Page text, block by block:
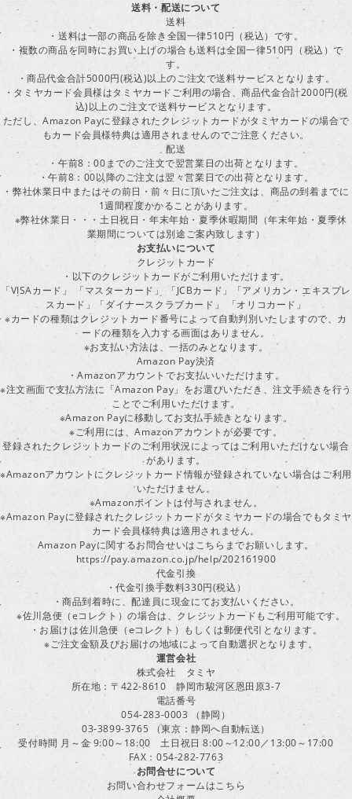
送料・配送について
送料
・送料は一部の商品を除き全国一律510円（税込）です。
・複数の商品を同時にお買い上げの場合も送料は全国一律510円（税込）で
す。
・商品代金合計5000円(税込)以上のご注文で送料サービスとなります。
・タミヤカード会員様はタミヤカードご利用の場合、商品代金合計2000円(税
込)以上のご注文で送料サービスとなります。
ただし、Amazon Payに登録されたクレジットカードがタミヤカードの場合で
もカード会員様特典は適用されませんのでご注意ください。
配送
・午前8：00までのご注文で翌営業日の出荷となります。
・午前8：00以降のご注文は翌々営業日での出荷となります。
・弊社休業日中またはその前日・前々日に頂いたご注文は、商品の到着までに
1週間程度かかることがあります。
※弊社休業日・・・土日祝日・年末年始・夏季休暇期間（年末年始・夏季休
業期間については別途ご案内致します）
お支払いについて
クレジットカード
・以下のクレジットカードがご利用いただけます。
「VISAカード」 「マスターカード」 「JCBカード」「アメリカン・エキスプレ
スカード」「ダイナースクラブカード」 「オリコカード」
※カードの種類はクレジットカード番号によって自動判別いたしますので、カ
ードの種類を入力する画面はありません。
※お支払い方法は、一括のみとなります。
Amazon Pay決済
・Amazonアカウントでお支払いいただけます。
※注文画面で支払方法に「Amazon Pay」をお選びいただき、注文手続きを行う
ことでご利用いただけます。
※Amazon Payに移動してお支払手続きとなります。
※ご利用には、Amazonアカウントが必要です。
登録されたクレジットカードのご利用状況によってはご利用いただけない場合
があります。
※Amazonアカウントにクレジットカード情報が登録されていない場合はご利用
いただけません。
※Amazonポイントは付与されません。
※Amazon Payに登録されたクレジットカードがタミヤカードの場合でもタミヤ
カード会員様特典は適用されません。
Amazon Payに関するお問合せいはこちらまでお願いします。
https://pay.amazon.co.jp/help/202161900
代金引換
・代金引換手数料330円(税込）
・商品到着時に、配達員に現金にてお支払いください。
※佐川急便（eコレクト）の場合は、クレジットカードもご利用可能です。
・お届けは佐川急便（eコレクト）もしくは郵便代引となります。
※ご注文金額及びお届けの地域によって自動選択となります。
運営会社
株式会社 タミヤ
所在地：〒422-8610 静岡市駿河区恩田原3-7
電話番号
054-283-0003 （静岡）
03-3899-3765 （東京：静岡へ自動転送）
受付時間 月～金 9:00～18:00 土日祝日 8:00～12:00／13:00～17:00
FAX：054-282-7763
お問合せについて
お問い合わせフォームはこちら